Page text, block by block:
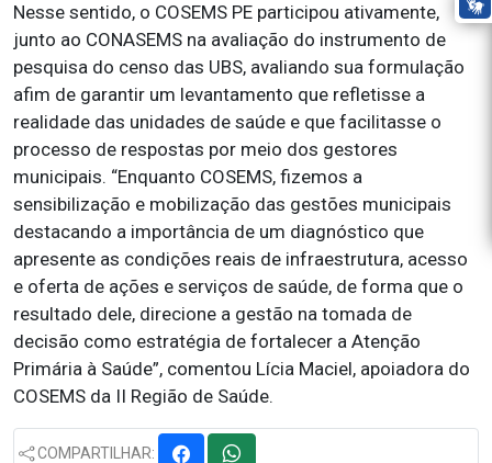
Nesse sentido, o COSEMS PE participou ativamente,
junto ao CONASEMS na avaliação do instrumento de
pesquisa do censo das UBS, avaliando sua formulação
afim de garantir um levantamento que refletisse a
realidade das unidades de saúde e que facilitasse o
processo de respostas por meio dos gestores
municipais. “Enquanto COSEMS, fizemos a
sensibilização e mobilização das gestões municipais
destacando a importância de um diagnóstico que
apresente as condições reais de infraestrutura, acesso
e oferta de ações e serviços de saúde, de forma que o
resultado dele, direcione a gestão na tomada de
decisão como estratégia de fortalecer a Atenção
Primária à Saúde”, comentou Lícia Maciel, apoiadora do
COSEMS da II Região de Saúde.
COMPARTILHAR: